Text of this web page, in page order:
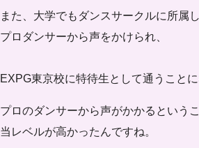
また、大学でもダンスサークルに所属
プロダンサーから声をかけられ
EXPG東京校に特待生として通うことに
プロのダンサーから声がかかるという
当レベルが高かったんですね。